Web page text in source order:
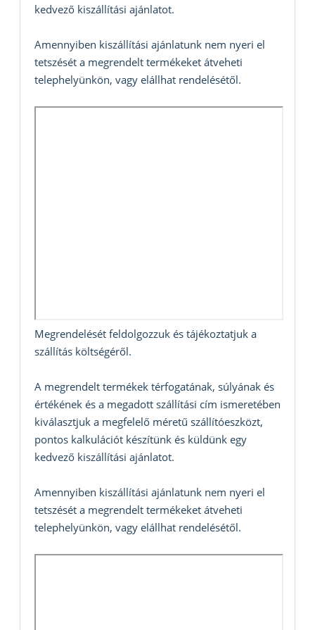
kedvező kiszállítási ajánlatot.
Amennyiben kiszállítási ajánlatunk nem nyeri el
tetszését a megrendelt termékeket átveheti
telephelyünkön, vagy elállhat rendelésétől.
Megrendelését feldolgozzuk és tájékoztatjuk a
szállítás költségéről.
A megrendelt termékek térfogatának, súlyának és
értékének és a megadott szállítási cím ismeretében
kiválasztjuk a megfelelő méretű szállítóeszközt,
pontos kalkulációt készítünk és küldünk egy
kedvező kiszállítási ajánlatot.
Amennyiben kiszállítási ajánlatunk nem nyeri el
tetszését a megrendelt termékeket átveheti
telephelyünkön, vagy elállhat rendelésétől.